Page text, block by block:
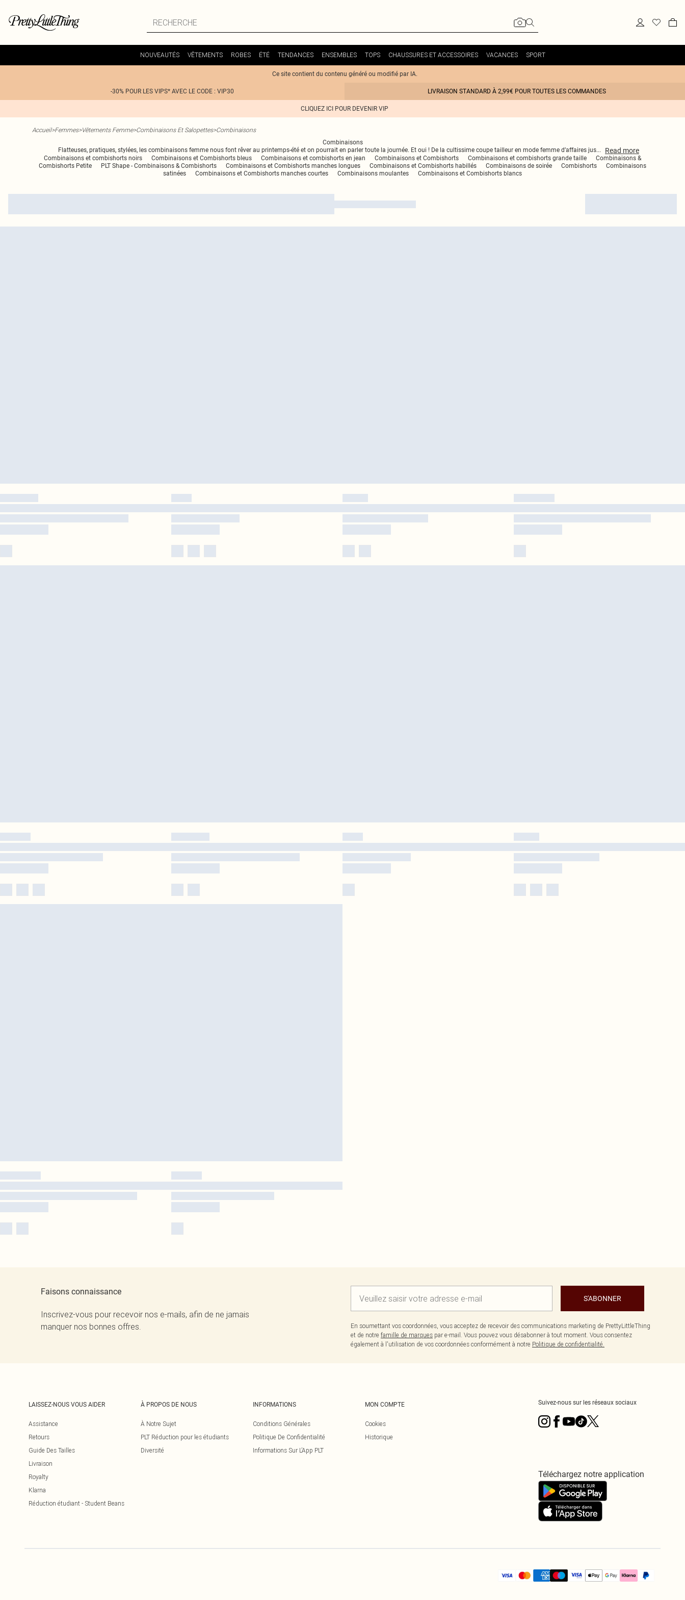
NOUVEAUTÉS VÊTEMENTS ROBES ÉTÉ TENDANCES ENSEMBLES TOPS CHAUSSURES ET ACCESSOIRES VACANCES SPORT
Ce site contient du contenu généré ou modifié par IA.
-30% POUR LES VIPS* AVEC LE CODE : VIP30 LIVRAISON STANDARD À 2,99€ POUR TOUTES LES COMMANDES
CLIQUEZ ICI POUR DEVENIR VIP
Accueil>Femmes>Vêtements Femme>Combinaisons Et Salopettes>Combinaisons
Combinaisons
Flatteuses, pratiques, stylées, les combinaisons femme nous font rêver au printemps-été et on pourrait en parler toute la journée. Et oui ! De la cultissime coupe tailleur en mode femme d’affaires jus... Read more
Combinaisons et combishorts noirs Combinaisons et Combishorts bleus Combinaisons et combishorts en jean Combinaisons et Combishorts Combinaisons et combishorts grande taille
Combinaisons &
Combishorts Petite
PLT Shape - Combinaisons & Combishorts Combinaisons et Combishorts manches longues Combinaisons et Combishorts habillés Combinaisons de soirée Combishorts
Combinaisons
satinées
Combinaisons et Combishorts manches courtes Combinaisons moulantes Combinaisons et Combishorts blancs
Faisons connaissance
Inscrivez-vous pour recevoir nos e-mails, afin de ne jamais
manquer nos bonnes offres.
S'ABONNER
En soumettant vos coordonnées, vous acceptez de recevoir des communications marketing de PrettyLittleThing
et de notre famille de marques par e-mail. Vous pouvez vous désabonner à tout moment. Vous consentez
également à l'utilisation de vos coordonnées conformément à notre Politique de confidentialité.
LAISSEZ-NOUS VOUS AIDER
Assistance
Retours
Guide Des Tailles
Livraison
Royalty
Klarna
Réduction étudiant - Student Beans
À PROPOS DE NOUS
À Notre Sujet
PLT Réduction pour les étudiants
Diversité
INFORMATIONS
Conditions Générales
Politique De Confidentialité
Informations Sur L’App PLT
MON COMPTE
Cookies
Historique
Suivez-nous sur les réseaux sociaux
Téléchargez notre application